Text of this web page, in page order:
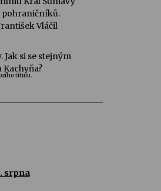
pohraničníků.
Vláčil
si se stejným
titulu.
srpna